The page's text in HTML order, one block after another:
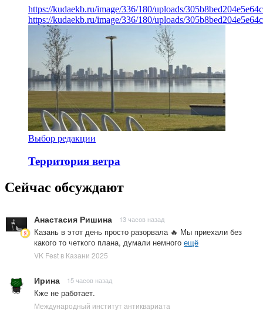
https://kudaekb.ru/image/336/180/uploads/
https://kudaekb.ru/image/336/180/uploads/
Выбор редакции
Территория ветра
Сейчас обсуждают
Анастасия Ришина 13 часов назад
Казань в этот день просто разорвала 🔥 Мы приехали без
какого то четкого плана, думали немного ещё
VK Fest в Казани 2025
Ирина 15 часов назад
Кже не работает.
Международный институт антиквариата